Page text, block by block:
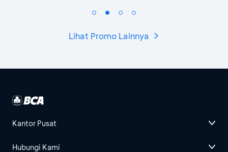
Lihat Promo Lainnya
Kantor Pusat
Hubungi Kami